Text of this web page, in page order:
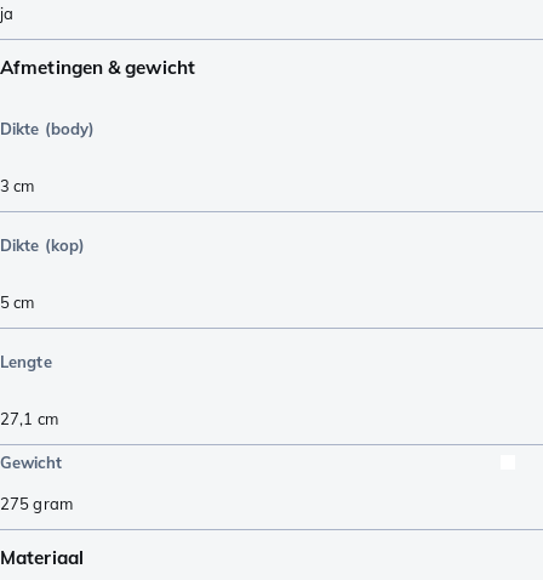
ja
Afmetingen & gewicht
Dikte (body)
3 cm
Dikte (kop)
5cm
Lengte
27,1 cm
Gewicht
275gram
Materiaal